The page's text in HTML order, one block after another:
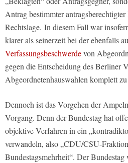
Antrag bestimmter antragsberechtigter
Rechtslage. In diesem Fall war
klarer als seinerzeit bei der ebenfalls
Verfassungsbeschwerdevon
gegen die Entscheidung des Berliner
Abgeordnetenhauswahlen komplett
Dennoch ist das Vorgehen der
Vorgang. Denn der Bundestag hat
objektive Verfahren in ein
verwandeln, also „CDU/CSU-
Bundestagsmehrheit“. Der